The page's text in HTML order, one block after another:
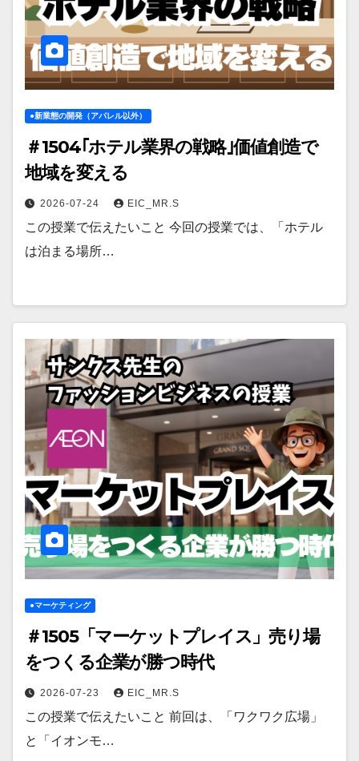
●新業態の開発（アパレル以外）
＃1504｢ホテル業界の戦略｣価値創造で
地域を変える
2026-07-24 EIC_MR.S
この授業で伝えたいこと 今回の授業では、「ホテル
は泊まる場所…
●マーケティング
＃1505「マーケットプレイス」売り場
をつくる企業が勝つ時代
2026-07-23 EIC_MR.S
この授業で伝えたいこと 前回は、「ワクワク広場」
と「イオンモ…